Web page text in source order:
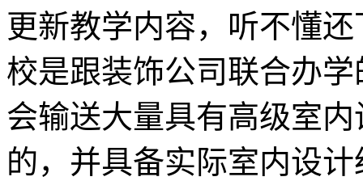
更新教学内容，听不懂
校是跟装饰公司联合办
会输送大量具有高级室
的，并具备实际室内设